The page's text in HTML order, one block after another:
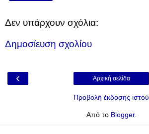
Δεν υπάρχουν σχόλια:
Δημοσίευση σχολίου
‹ Αρχική σελίδα
Προβολή έκδοσης ιστού
Από το Blogger.